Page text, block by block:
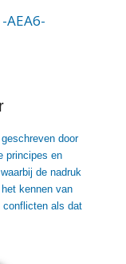
door
principes en
de nadruk
kennen van
conflicten als dat